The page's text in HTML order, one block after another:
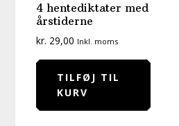
4 hentediktater med
årstiderne
kr. 29,00 Inkl. moms
TILFØJ TIL
KURV